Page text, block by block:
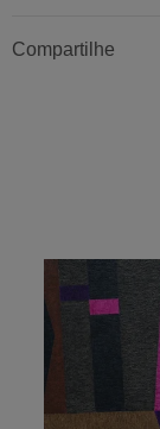
Compartilhe